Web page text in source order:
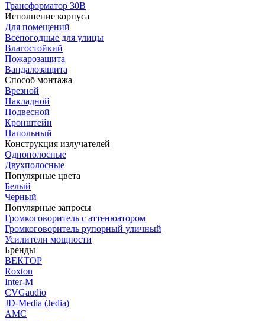
Трансформатор 30В
Исполнение корпуса
Для помещений
Всепогодные для улицы
Влагостойкий
Пожарозащита
Вандалозащита
Способ монтажа
Врезной
Накладной
Подвесной
Кронштейн
Напольный
Конструкция излучателей
Однополосные
Двухполосные
Популярные цвета
Белый
Черный
Популярные запросы
Громкоговоритель с аттенюатором
Громкоговоритель рупорный уличный
Усилители мощности
Бренды
ВЕКТОР
Roxton
Inter-M
CVGaudio
JD-Media (Jedia)
AMC